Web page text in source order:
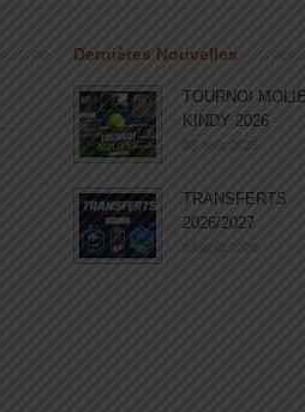
Dernières Nouvelles
TOURNOI
KINDY 2026
03 août 2026
TRANSFERTS
2026/2027
03 août 2026